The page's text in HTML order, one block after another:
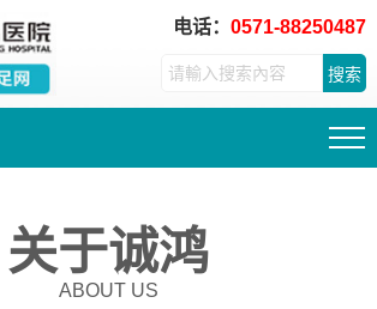
电话：0571-88250487
搜索
关于诚鸿
ABOUT US